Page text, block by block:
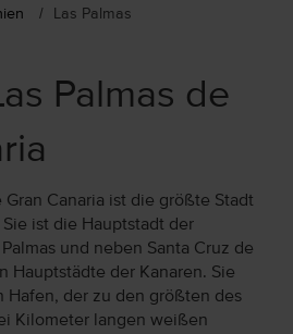
Las Palmas
Palmas de
Gran Canaria ist die größte Stadt
ist die Hauptstadt der
und neben Santa Cruz de
Hauptstädte der Kanaren. Sie
Hafen, der zu den größten des
Kilometer langen weißen